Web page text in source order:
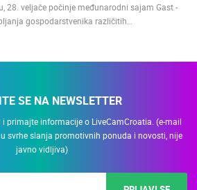
28. veljače počinje međunarodni sajam Gast -
gospodarstvenika različitih…
SE NA NEWSLETTER
primajte informacije o LiveCamCroatia. (e-mail
svrhe slanja promotivnih ponuda i novosti, nije
javno vidljiva)